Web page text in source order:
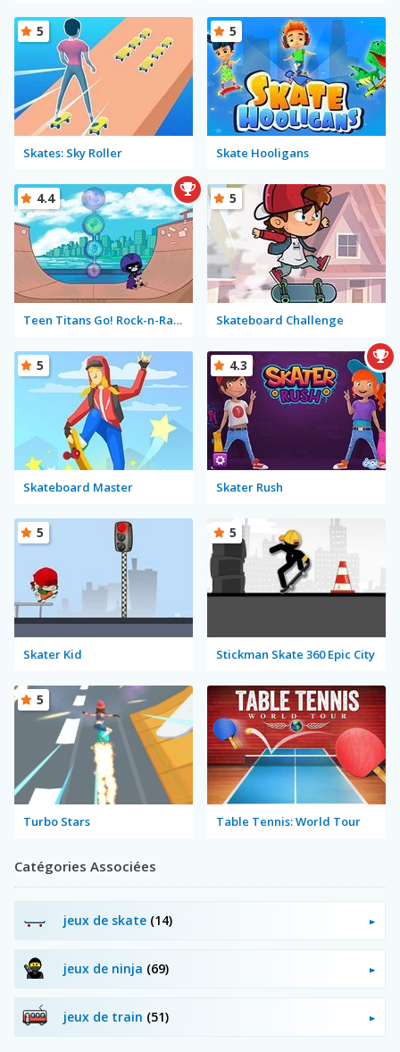
Skates: Sky Roller
5
Skate Hooligans
5
Teen Titans Go! Rock-n-Raven
4.4
Skateboard Challenge
5
Skateboard Master
5
Skater Rush
4.3
Skater Kid
5
Stickman Skate 360 Epic City
5
Turbo Stars
5
Table Tennis: World Tour
Catégories Associées
jeux de skate (14)
jeux de ninja (69)
jeux de train (51)